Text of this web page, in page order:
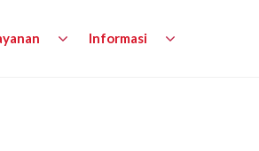
Informasi